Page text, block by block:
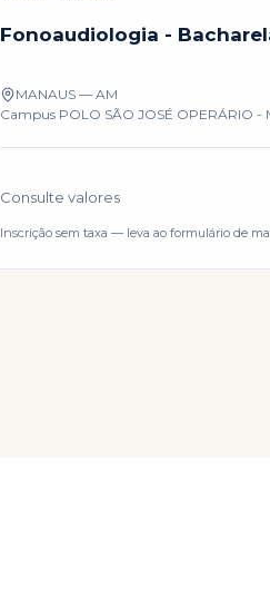
Fonoaudiologia -
MANAUS — AM
Campus POLO SÃO JOSÉ OPERÁRIO -
Consulte valores
Inscrição sem taxa — leva ao formulário de